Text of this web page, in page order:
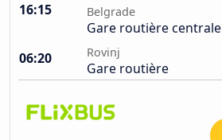
16:15 Belgrade
Gare routière centrale
06:20
Rovinj
Gare routière